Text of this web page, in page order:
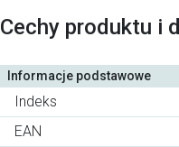
Cechy produktu i
Informacje podstawowe
Indeks
EAN